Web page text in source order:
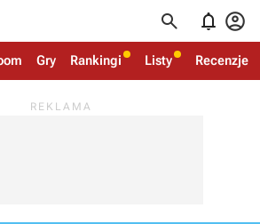
  
Gry Rankingi Listy Recenzje